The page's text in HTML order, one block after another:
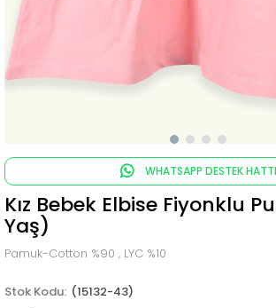
WHATSAPP DESTEK HATTI
Kız Bebek Elbise Fiyonklu
Yaş)
Pamuk-Cotton %90 , LYC %10
(15132-43)